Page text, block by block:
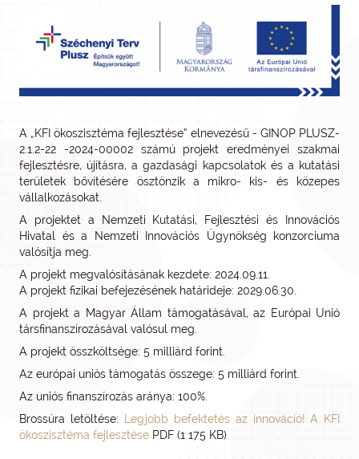
A „KFI ökoszisztéma fejlesztése” elnevezésű - GINOP PLUSZ-
2.1.2-22 -2024-00002 számú projekt eredményei szakmai
fejlesztésre, újításra, a gazdasági kapcsolatok és a kutatási
területek bővítésére ösztönzik a mikro- kis- és közepes
vállalkozásokat.
A projektet a Nemzeti Kutatási, Fejlesztési és Innovációs
Hivatal és a Nemzeti Innovációs Ügynökség konzorciuma
valósítja meg.
A projekt megvalósításának kezdete: 2024.09.11.
A projekt fizikai befejezésének határideje: 2029.06.30.
A projekt a Magyar Állam támogatásával, az Európai Unió
társfinanszírozásával valósul meg.
A projekt összköltsége: 5 milliárd forint.
Az európai uniós támogatás összege: 5 milliárd forint.
Az uniós finanszírozás aránya: 100%.
Brossúra letöltése:
Legjobb befektetés az innováció! A KFI
ökoszisztéma fejlesztése PDF (1 175 KB)